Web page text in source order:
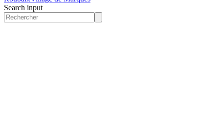
Search input